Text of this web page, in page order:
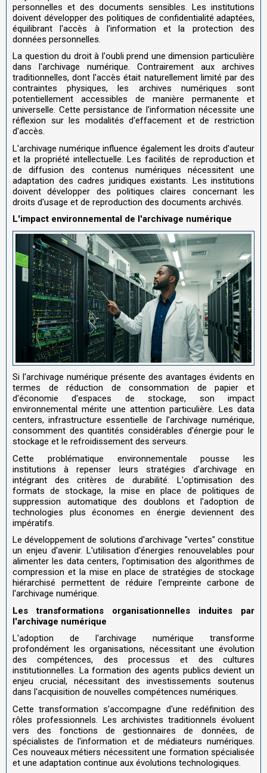
personnelles et des documents sensibles. Les institutions
doivent développer des politiques de confidentialité adaptées,
équilibrant l'accès à l'information et la protection des
données personnelles.
La question du droit à l'oubli prend une dimension particulière
dans l'archivage numérique. Contrairement aux archives
traditionnelles, dont l'accès était naturellement limité par des
contraintes physiques, les archives numériques sont
potentiellement accessibles de manière permanente et
universelle. Cette persistance de l'information nécessite une
réflexion sur les modalités d'effacement et de restriction
d'accès.
L'archivage numérique influence également les droits d'auteur
et la propriété intellectuelle. Les facilités de reproduction et
de diffusion des contenus numériques nécessitent une
adaptation des cadres juridiques existants. Les institutions
doivent développer des politiques claires concernant les
droits d'usage et de reproduction des documents archivés.
L'impact environnemental de l'archivage numérique
Si l'archivage numérique présente des avantages évidents en
termes de réduction de consommation de papier et
d'économie d'espaces de stockage, son impact
environnemental mérite une attention particulière. Les data
centers, infrastructure essentielle de l'archivage numérique,
consomment des quantités considérables d'énergie pour le
stockage et le refroidissement des serveurs.
Cette problématique environnementale pousse les
institutions à repenser leurs stratégies d'archivage en
intégrant des critères de durabilité. L'optimisation des
formats de stockage, la mise en place de politiques de
suppression automatique des doublons et l'adoption de
technologies plus économes en énergie deviennent des
impératifs.
Le développement de solutions d'archivage "vertes" constitue
un enjeu d'avenir. L'utilisation d'énergies renouvelables pour
alimenter les data centers, l'optimisation des algorithmes de
compression et la mise en place de stratégies de stockage
hiérarchisé permettent de réduire l'empreinte carbone de
l'archivage numérique.
Les transformations organisationnelles induites par
l'archivage numérique
L'adoption de l'archivage numérique transforme
profondément les organisations, nécessitant une évolution
des compétences, des processus et des cultures
institutionnelles. La formation des agents publics devient un
enjeu crucial, nécessitant des investissements soutenus
dans l'acquisition de nouvelles compétences numériques.
Cette transformation s'accompagne d'une redéfinition des
rôles professionnels. Les archivistes traditionnels évoluent
vers des fonctions de gestionnaires de données, de
spécialistes de l'information et de médiateurs numériques.
Ces nouveaux métiers nécessitent une formation spécialisée
et une adaptation continue aux évolutions technologiques.